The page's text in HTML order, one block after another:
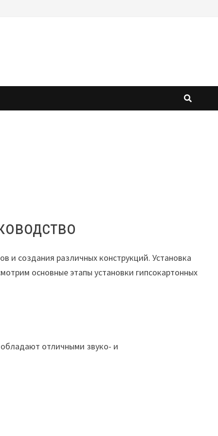
и создания различных конструкций. Установка
основные этапы установки гипсокартонных
отличными звуко- и